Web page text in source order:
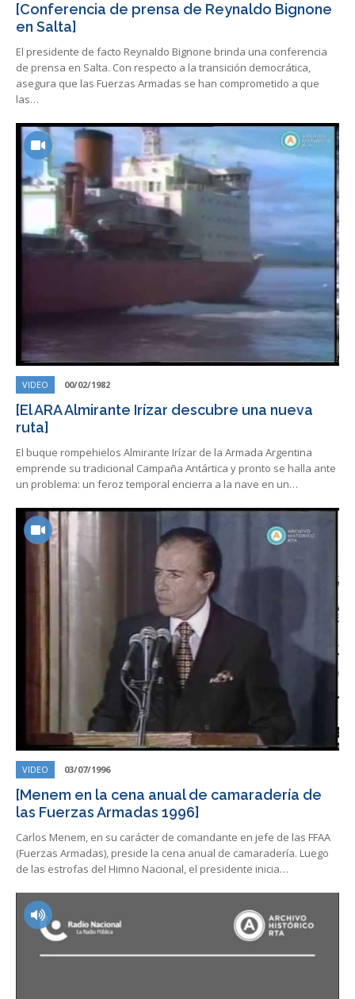
[Conferencia de prensa de Reynaldo Bignone
en Salta]
El presidente de facto Reynaldo Bignone brinda una conferencia
de prensa en Salta. Con respecto a la transición democrática,
asegura que las Fuerzas Armadas se han comprometido a que
las…
VIDEO 00/02/1982
[El ARA Almirante Irízar descubre una nueva
ruta]
El buque rompehielos Almirante Irízar de la Armada Argentina
emprende su tradicional Campaña Antártica y pronto se halla ante
un problema: un feroz temporal encierra a la nave en un…
VIDEO 03/07/1996
[Menem en la cena anual de camaradería de
las Fuerzas Armadas 1996]
Carlos Menem, en su carácter de comandante en jefe de las FFAA
(Fuerzas Armadas), preside la cena anual de camaradería. Luego
de las estrofas del Himno Nacional, el presidente inicia…